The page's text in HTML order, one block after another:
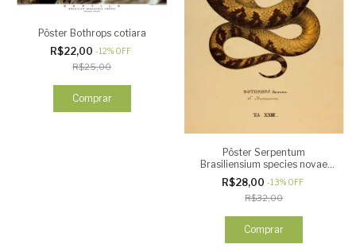
Pôster Bothrops cotiara
R$22,00 -12% OFF
R$25,00
Comprar
Pôster Serpentum
Brasiliensium species novae
SURUCUCU
R$28,00 -13% OFF
R$32,00
Comprar